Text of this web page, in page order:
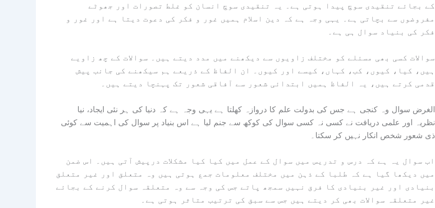
کے بجائے تنقیدی سوچ پیدا ہوتی ہے۔ یہ تنقیدی سوچ انسان کو غلط تصورات اور جھوٹے
مفروضوں سے بچاتی ہے۔ یہی وجہ ہے کہ دین اسلام ہمیں غور و فکر کی دعوت دیتا ہے اور غور و
فکر کی بنیاد سوال ہی ہے۔
سوالات کسی بھی مسئلے کو مختلف زاویوں سے دیکھنے میں مدد دیتے ہیں۔ سوالات کے چھ زاویے
ہیں، کیا، کیوں، کب، کہاں، کیسے اور کیوں۔ ان الفاظ کے ذریعے ہم سیکھنے کی جانب پیش
قدمی کرتے ہیں، یہ الفاظ ہمیں ابتدائی شعور سے آفاقی شعور تک پہنچا دیتے ہیں۔
الغرض سوال وہ کنجی ہے جس کی بدولت علم کا دروازہ کھلتا ہے یہی وجہ ہے کہ دنیا کی ہر نئی ایجاد، نیا
نظریہ اور علمی دریافت نے کسی نہ کسی سوال کی کوکھ سے جنم لیا ہے اس بنیاد پر سوال کی اہمیت سے کوئی
ذی شعور شخص انکار نہیں کر سکتا۔
اب سوال یہ ہے کہ درس و تدریس میں سوال کے عمل میں کیا کیا مشکلات درپیش آتی ہیں۔ اس ضمن
میں دیکھا گیا ہے کہ طلبا کے ذہن میں مختلف معلومات جمع ہوتی ہیں وہ متعلق اور غیر متعلق
بنیادی اور غیر بنیادی کا فرق نہیں سمجھ پاتے جس کی وجہ سے وہ متعلقہ سوال کرنے کے بجائے
غیر متعلقہ سوالات بھی کر دیتے ہیں جس سے سبق کی ترتیب متاثر ہوتی ہے۔